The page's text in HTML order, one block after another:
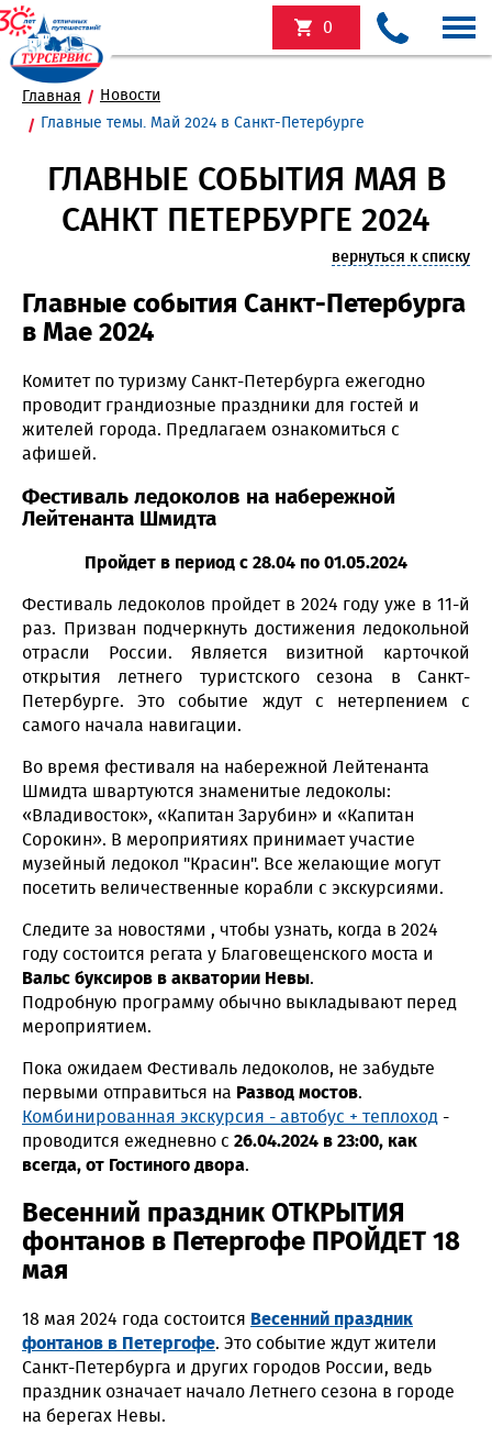
0
Главная
Новости
Главные темы. Май 2024 в Санкт-Петербурге
ГЛАВНЫЕ СОБЫТИЯ МАЯ В
САНКТ ПЕТЕРБУРГЕ 2024
вернуться к списку
Главные события Санкт-Петербурга
в Мае 2024
Комитет по туризму Санкт-Петербурга ежегодно
проводит грандиозные праздники для гостей и
жителей города. Предлагаем ознакомиться с
афишей.
Фестиваль ледоколов на набережной
Лейтенанта Шмидта
Пройдет в период с 28.04 по 01.05.2024
Фестиваль ледоколов пройдет в 2024 году уже в 11-й
раз. Призван подчеркнуть достижения ледокольной
отрасли России. Является визитной карточкой
открытия летнего туристского сезона в Санкт-
Петербурге. Это событие ждут с нетерпением с
самого начала навигации.
Во время фестиваля на набережной Лейтенанта
Шмидта швартуются знаменитые ледоколы:
«Владивосток», «Капитан Зарубин» и «Капитан
Сорокин». В мероприятиях принимает участие
музейный ледокол "Красин". Все желающие могут
посетить величественные корабли с экскурсиями.
Следите за новостями , чтобы узнать, когда в 2024
году состоится регата у Благовещенского моста и
Вальс буксиров в акватории Невы.
Подробную программу обычно выкладывают перед
мероприятием.
Пока ожидаем Фестиваль ледоколов, не забудьте
первыми отправиться на Развод мостов.
Комбинированная экскурсия - автобус + теплоход -
проводится ежедневно с 26.04.2024 в 23:00, как
всегда, от Гостиного двора.
Весенний праздник ОТКРЫТИЯ
фонтанов в Петергофе ПРОЙДЕТ 18
мая
18 мая 2024 года состоится Весенний праздник
фонтанов в Петергофе. Это событие ждут жители
Санкт-Петербурга и других городов России, ведь
праздник означает начало Летнего сезона в городе
на берегах Невы.